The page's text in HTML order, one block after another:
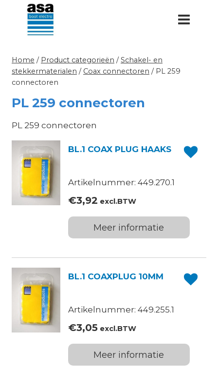
Doorgaan
inhoud
Home / Product categorieën / Schakel- en
stekkermaterialen / Coax connectoren / PL 259
connectoren
PL 259 connectoren
PL 259 connectoren
BL.1 COAX PLUG HAAKS
Artikelnummer: 449.270.1
€3,92 excl.BTW
Meer informatie
BL.1 COAXPLUG 10MM
Artikelnummer: 449.255.1
€3,05excl.BTW
Meer informatie